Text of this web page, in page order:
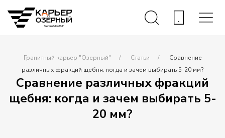
Гранитный карьер "Озерный" Статьи
Сравнение
различных фракций щебня: когда и зачем выбирать 5-20 мм?
Сравнение различных фракций
щебня: когда и зачем выбирать 5-
20 мм?